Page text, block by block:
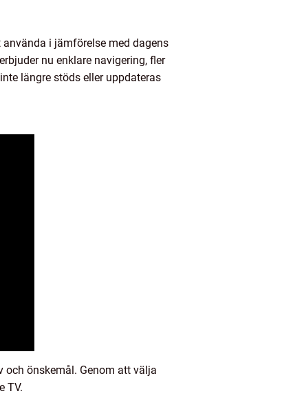
i jämförelse med dagens
nu enklare navigering, fler
längre stöds eller uppdateras
och önskemål. Genom att välja
TV.